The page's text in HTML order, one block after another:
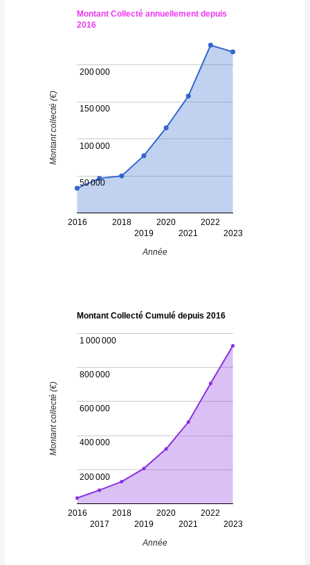
Montant Collecté annuellement depuis
2016
2016
2018
2019
2020
2021
2022
2023
50 000
100 000
150 000
200 000
Année
Montant collecté (€)
Montant Collecté Cumulé depuis 2016
2016
2017
2018
2019
2020
2021
2022
2023
200 000
400 000
600 000
800 000
1 000 000
Année
Montant collecté (€)